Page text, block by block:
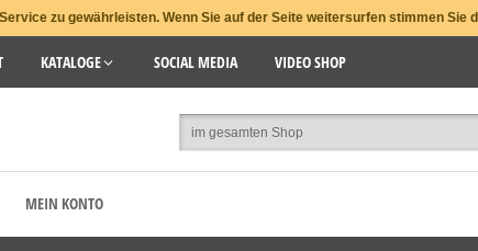
zu gewährleisten. Wenn Sie auf der Seite weitersurfen stimmen Sie
KATALOGE SOCIAL MEDIA VIDEO SHOP
MEIN KONTO